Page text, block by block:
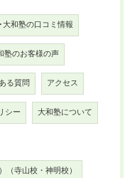
和塾の口コミ情報
塾のお客様の声
る質問 アクセス
シー 大和塾について
寺山校・神明校）